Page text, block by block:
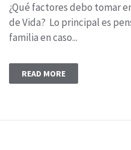
¿Qué factores debo tomar
de Vida? Lo principal es
familia en caso...
READ MORE